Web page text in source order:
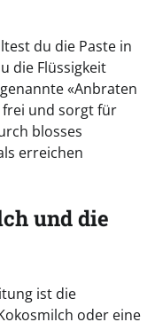
du die Paste in
die Flüssigkeit
«Anbraten
frei und sorgt für
blosses
erreichen
und die
ist die
oder eine